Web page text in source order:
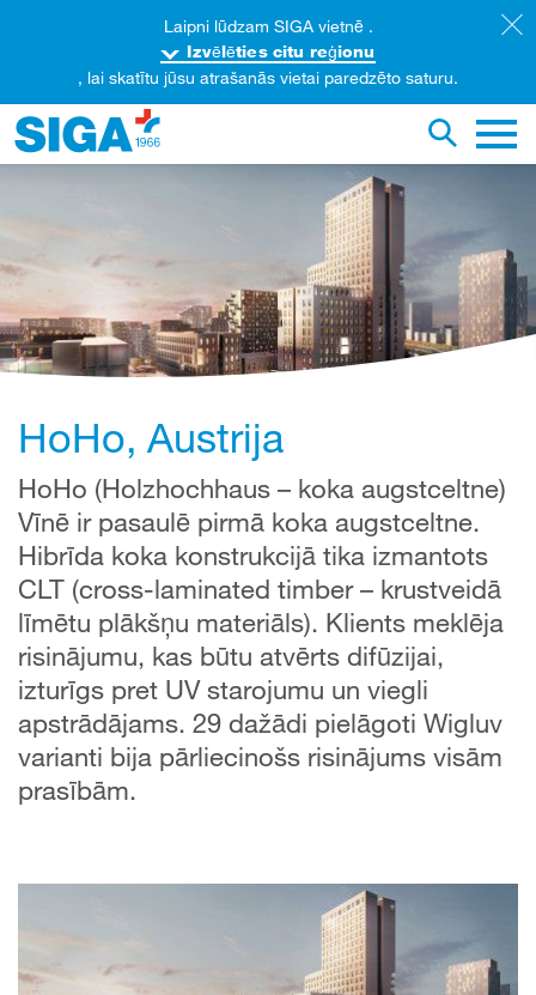
Pārslēgt
šajā tīmekļa lapā
HoHo, Austrija
HoHo (Holzhochhaus – koka augstceltne)
Vīnē ir pasaulē pirmā koka augstceltne.
Hibrīda koka konstrukcijā tika izmantots
CLT (cross-laminated timber – krustveidā
līmētu plākšņu materiāls). Klients meklēja
risinājumu, kas būtu atvērts difūzijai,
izturīgs pret UV starojumu un viegli
apstrādājams. 29 dažādi pielāgoti Wigluv
varianti bija pārliecinošs risinājums visām
prasībām.
Laipni lūdzam SIGA vietnē .
Izvēlēties citu reģionu
, lai skatītu jūsu atrašanās vietai paredzēto saturu.